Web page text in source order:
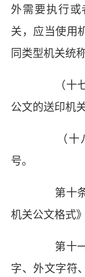
外需要执行
关，应当使用
同类型机关统称
（十七
公文的送印机
（十八
号。
第十条
机关公文格式
第十一
字、外文字符